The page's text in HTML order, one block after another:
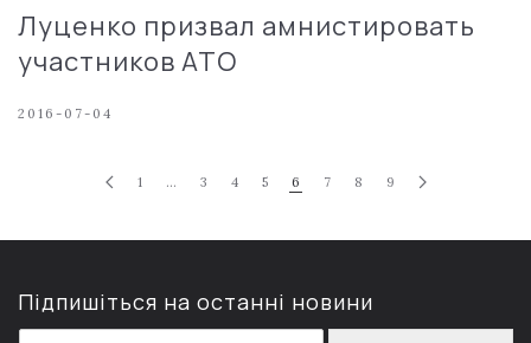
Луценко призвал амнистировать
участников АТО
2016-07-04
1 … 3 4 5 6 7 8 9
Підпишіться на останні новини